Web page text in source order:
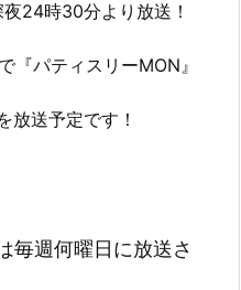
24時30分より放送！
『パティスリーMON』
放送予定です！
毎週何曜日に放送さ